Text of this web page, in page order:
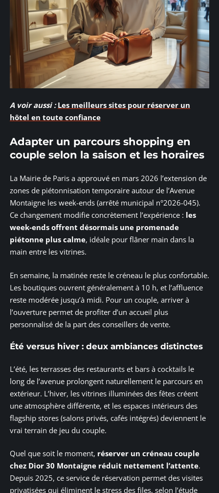
A voir aussi : Les meilleurs sites pour réserver un
hôtel en toute confiance
Adapter un parcours shopping en
couple selon la saison et les horaires
La Mairie de Paris a approuvé en mars 2026 l’extension de
zones de piétonnisation temporaire autour de l’Avenue
Montaigne les week-ends (arrêté municipal n°2026-045).
Ce changement modifie concrètement l’expérience : les
week-ends offrent désormais une promenade
piétonne plus calme, idéale pour flâner main dans la
main entre les vitrines.
En semaine, la matinée reste le créneau le plus confortable.
Les boutiques ouvrent généralement à 10 h, et l’affluence
reste modérée jusqu’à midi. Pour un couple, arriver à
l’ouverture permet de profiter d’un accueil plus
personnalisé de la part des conseillers de vente.
Été versus hiver : deux ambiances distinctes
L’été, les terrasses des restaurants et bars à cocktails le
long de l’avenue prolongent naturellement le parcours en
extérieur. L’hiver, les vitrines illuminées des fêtes créent
une atmosphère différente, et les espaces intérieurs des
flagship stores (salons privés, cafés intégrés) deviennent le
vrai terrain de jeu du couple.
Quel que soit le moment, réserver un créneau couple
chez Dior 30 Montaigne réduit nettement l’attente.
Depuis 2025, ce service de réservation permet des visites
privatisées qui éliminent le stress des files, selon l’étude